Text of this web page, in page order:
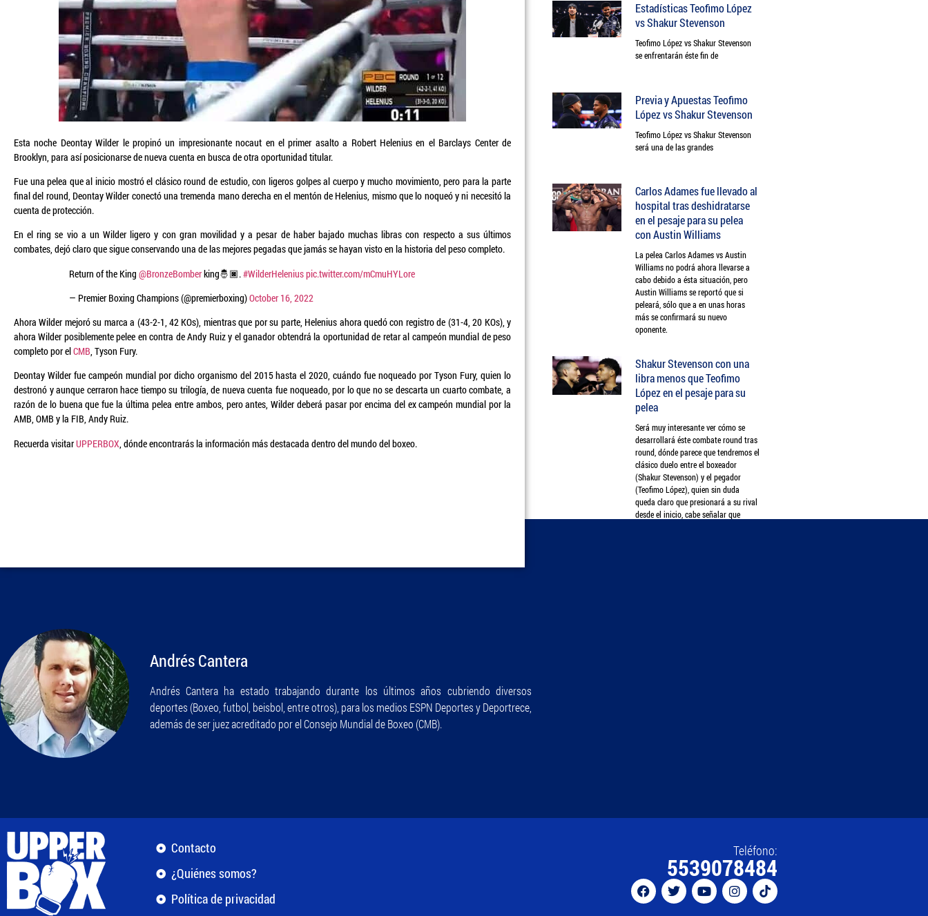
Esta noche Deontay Wilder le propinó un impresionante nocaut en el primer asalto a Robert Helenius en el Barclays Center de
Brooklyn, para así posicionarse de nueva cuenta en busca de otra oportunidad titular.
Fue una pelea que al inicio mostró el clásico round de estudio, con ligeros golpes al cuerpo y mucho movimiento, pero para la parte
final del round, Deontay Wilder conectó una tremenda mano derecha en el mentón de Helenius, mismo que lo noqueó y ni necesitó la
cuenta de protección.
En el ring se vio a un Wilder ligero y con gran movilidad y a pesar de haber bajado muchas libras con respecto a sus últimos
combates, dejó claro que sigue conservando una de las mejores pegadas que jamás se hayan visto en la historia del peso completo.
Return of the King @BronzeBomberking🤴🏿.#WilderHeleniuspic.twitter.com/mCmuHYLore
— Premier Boxing Champions (@premierboxing)October 16, 2022
Ahora Wilder mejoró su marca a (43-2-1, 42 KOs), mientras que por su parte, Helenius ahora quedó con registro de (31-4, 20 KOs), y
ahora Wilder posiblemente pelee en contra de Andy Ruiz y el ganador obtendrá la oportunidad de retar al campeón mundial de peso
completo por elCMB, Tyson Fury.
Deontay Wilder fue campeón mundial por dicho organismo del 2015 hasta el 2020, cuándo fue noqueado por Tyson Fury, quien lo
destronó y aunque cerraron hace tiempo su trilogía, de nueva cuenta fue noqueado, por lo que no se descarta un cuarto combate, a
razón de lo buena que fue la última pelea entre ambos, pero antes, Wilder deberá pasar por encima del ex campeón mundial por la
AMB, OMB y la FIB, Andy Ruiz.
Recuerda visitarUPPERBOX, dónde encontrarás la información más destacada dentro del mundo del boxeo.
Estadísticas Teofimo López
vs Shakur Stevenson
Teofimo López vs Shakur Stevenson
se enfrentarán éste fin de
Previa y Apuestas Teofimo
López vs Shakur Stevenson
Teofimo López vs Shakur Stevenson
será una de las grandes
Carlos Adames fue llevado al
hospital tras deshidratarse
en el pesaje para su pelea
con Austin Williams
La pelea Carlos Adames vs Austin
Williams no podrá ahora llevarse a
cabo debido a ésta situación, pero
Austin Williams se reportó que si
peleará, sólo que a en unas horas
más se confirmará su nuevo
oponente.
Shakur Stevenson con una
libra menos que Teofimo
López en el pesaje para su
pelea
Será muy interesante ver cómo se
desarrollará éste combate round tras
round, dónde parece que tendremos el
clásico duelo entre el boxeador
(Shakur Stevenson) y el pegador
(Teofimo López), quien sin duda
queda claro que presionará a su rival
desde el inicio, cabe señalar que
Andrés Cantera
Andrés Cantera ha estado trabajando durante los últimos años cubriendo diversos
deportes (Boxeo, futbol, beisbol, entre otros), para los medios ESPN Deportes y Deportrece,
además de ser juez acreditado por el Consejo Mundial de Boxeo (CMB).
Contacto
¿Quiénes somos?
Política de privacidad
Teléfono:
5539078484